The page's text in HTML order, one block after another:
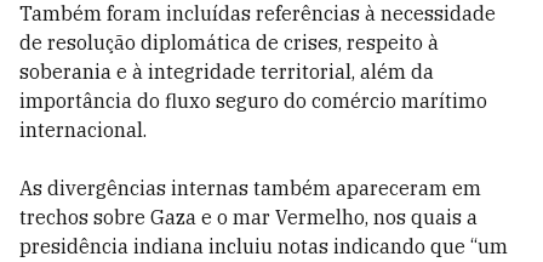
Também foram incluídas referências à necessidade
de resolução diplomática de crises, respeito à
soberania e à integridade territorial, além da
importância do fluxo seguro do comércio marítimo
internacional.
As divergências internas também apareceram em
trechos sobre Gaza e o mar Vermelho, nos quais a
presidência indiana incluiu notas indicando que “um